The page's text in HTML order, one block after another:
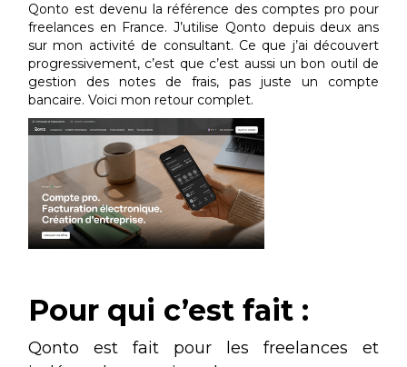
Qonto est devenu la référence des comptes pro pour
freelances en France. J’utilise Qonto depuis deux ans
sur mon activité de consultant. Ce que j’ai découvert
progressivement, c’est que c’est aussi un bon outil de
gestion des notes de frais, pas juste un compte
bancaire. Voici mon retour complet.
Pour qui c’est fait :
Qonto est fait pour les freelances et